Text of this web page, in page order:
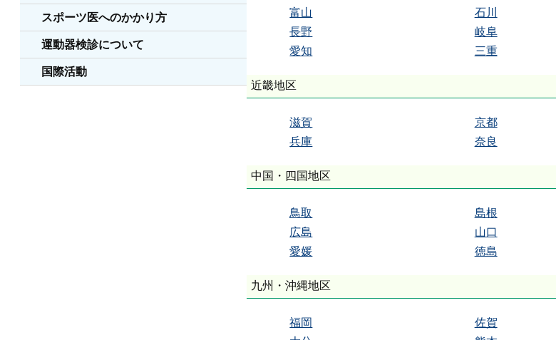
スポーツ医へのかかり方
運動器検診について
国際活動
富山 石川
長野
岐阜
愛知
三重
近畿地区
滋賀 京都
兵庫
奈良
中国・四国地区
鳥取 島根
広島
山口
愛媛
徳島
九州・沖縄地区
福岡 佐賀